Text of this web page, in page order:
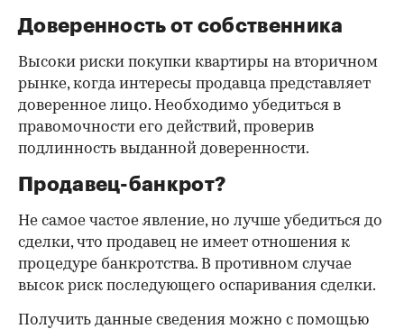
Доверенность от собственника
Высоки риски покупки квартиры на вторичном
рынке, когда интересы продавца представляет
доверенное лицо. Необходимо убедиться в
правомочности его действий, проверив
подлинность выданной доверенности.
Продавец-банкрот?
Не самое частое явление, но лучше убедиться до
сделки, что продавец не имеет отношения к
процедуре банкротства. В противном случае
высок риск последующего оспаривания сделки.
Получить данные сведения можно с помощью